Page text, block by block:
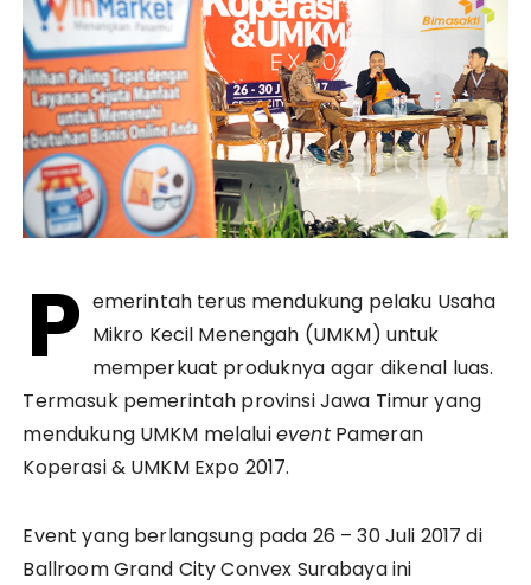
P emerintah terus mendukung pelaku Usaha
Mikro Kecil Menengah (UMKM) untuk
memperkuat produknya agar dikenal luas.
Termasuk pemerintah provinsi Jawa Timur yang
mendukung UMKM melaluieventPameran
Koperasi & UMKM Expo 2017.
Event yang berlangsung pada 26 – 30 Juli 2017 di
Ballroom Grand City Convex Surabaya ini